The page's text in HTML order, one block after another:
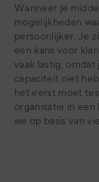
Wanneer je
mogelijkheden
persoonlijker. Je
een kans voor
vaak lastig,
capaciteit niet
het eerst moet
organisatie in
we op basis van